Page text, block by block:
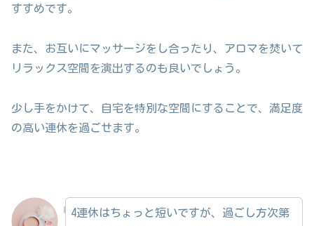
すすめです。
また、お互いにマッサージをし合ったり、アロマを焚いて
リラックス空間を演出するのも良いでしょう。
少し手をかけて、自宅を特別な空間にすることで、満足度
の高い連休を過ごせます。
4連休はちょっと短いですが、過ごし方次第